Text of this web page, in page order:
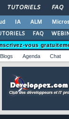
TUTORIELS FAQ
IA ALM
FAQ
vous
Blogs Agenda Chat